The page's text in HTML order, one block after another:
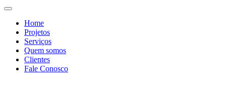
Home
Projetos
Serviços
Quem somos
Clientes
Fale Conosco